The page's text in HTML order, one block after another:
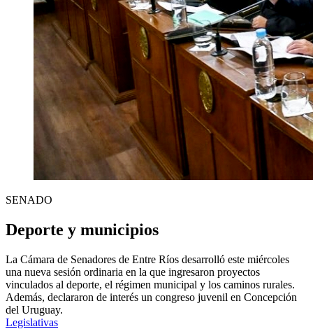
SENADO
Deporte y municipios
La Cámara de Senadores de Entre Ríos desarrolló este miércoles
una nueva sesión ordinaria en la que ingresaron proyectos
vinculados al deporte, el régimen municipal y los caminos rurales.
Además, declararon de interés un congreso juvenil en Concepción
del Uruguay.
Legislativas